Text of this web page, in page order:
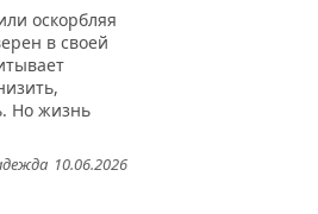
оскорбляя
в своей
Но жизнь
10.06.2026